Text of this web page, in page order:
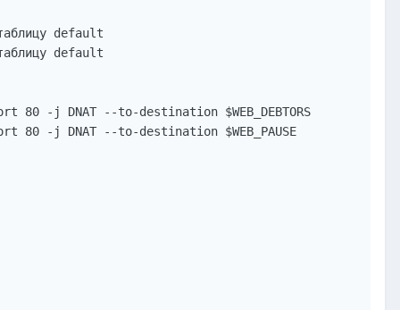
default
default
-j DNAT --to-destination $WEB_DEBTORS
-j DNAT --to-destination $WEB_PAUSE